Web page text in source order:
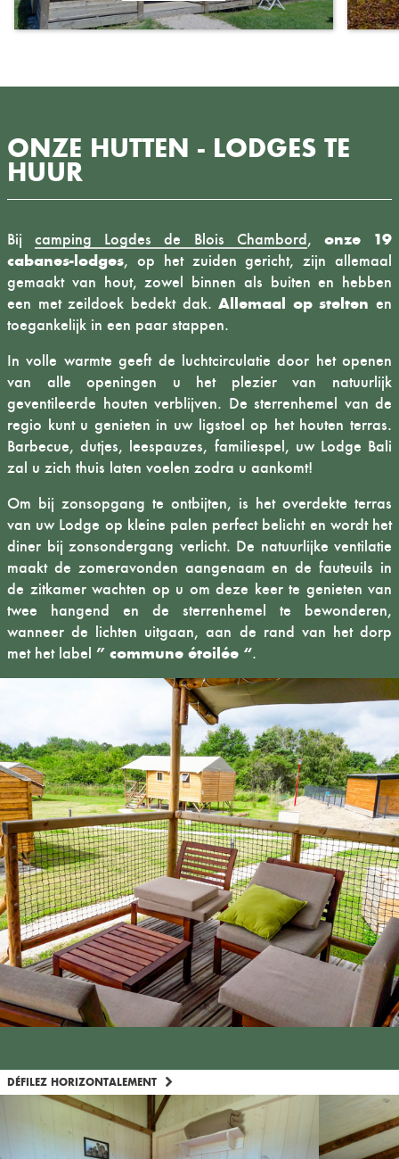
ONZE HUTTEN - LODGES TE
HUUR
Bijcamping Logdes de Blois Chambord, onze 19
cabanes-lodges, op het zuiden gericht, zijn allemaal
gemaakt van hout, zowel binnen als buiten en hebben
een met zeildoek bedekt dak.Allemaal op stelten en
toegankelijk in een paar stappen.
In volle warmte geeft de luchtcirculatie door het openen
van alle openingen u het plezier van natuurlijk
geventileerde houten verblijven. De sterrenhemel van de
regio kunt u genieten in uw ligstoel op het houten terras.
Barbecue, dutjes, leespauzes, familiespel, uw Lodge Bali
zal u zich thuis laten voelen zodra u aankomt!
Om bij zonsopgang te ontbijten, is het overdekte terras
van uw Lodge op kleine palen perfect belicht en wordt het
diner bij zonsondergang verlicht. De natuurlijke ventilatie
maakt de zomeravonden aangenaam en de fauteuils in
de zitkamer wachten op u om deze keer te genieten van
twee hangend en de sterrenhemel te bewonderen,
wanneer de lichten uitgaan, aan de rand van het dorp
met het label ” commune étoilée “.
DÉFILEZ HORIZONTALEMENT